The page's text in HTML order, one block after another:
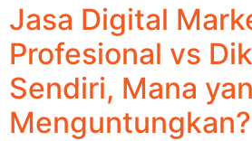
Jasa Digital
Profesional vs
Sendiri, Mana
Menguntungkan?